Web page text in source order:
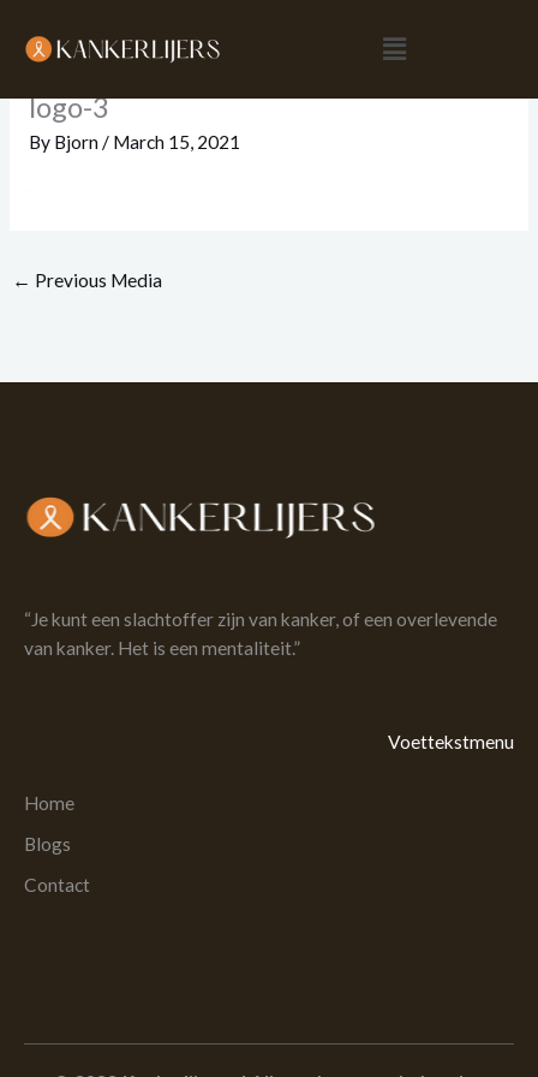
Menu
logo-3
By Bjorn/ March 15, 2021
← Previous Media
“Je kunt een slachtoffer zijn van kanker, of een overlevende
van kanker. Het is een mentaliteit.”
Voettekstmenu
Home
Blogs
Contact